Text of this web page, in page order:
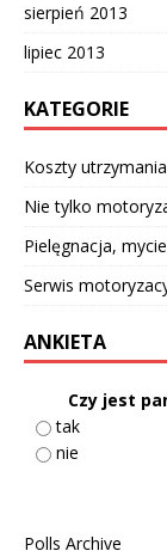
sierpień 2013
lipiec 2013
KATEGORIE
Koszty
Nie tylko
Pielęgnacja,
Serwis
ANKIETA
Czy jest
tak
nie
Polls Archive